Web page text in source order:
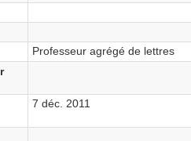
Professeur agrégé de lettres
7 déc. 2011